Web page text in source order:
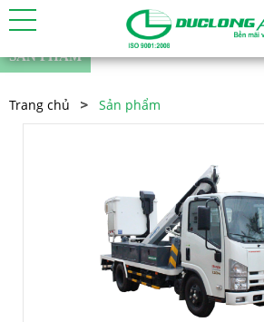
SẢN PHẨM
Trang chủ Sản phẩm